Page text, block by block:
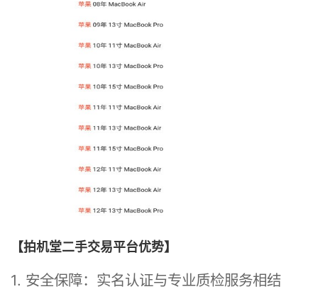
【拍机堂二手交易平台优势】
1. 安全保障：实名认证与专业质检服务相结